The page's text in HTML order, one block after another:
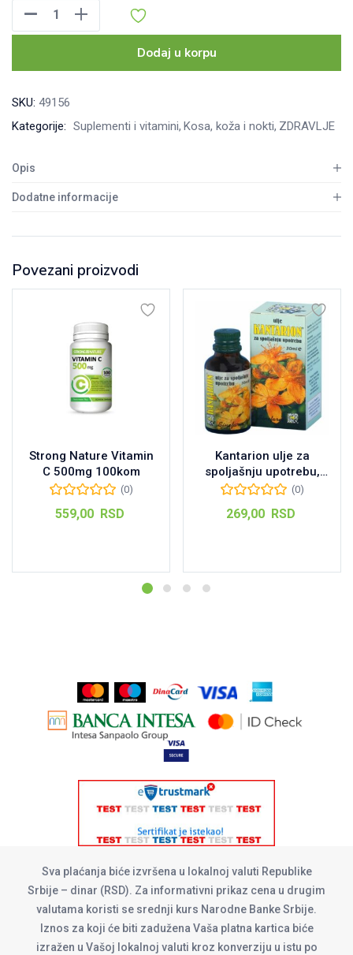
EnteroBiotik
Atopi
30kom
Dodaj u korpu
SKU: 49156
Kategorije: Suplementi i vitamini Kosa, koža i nokti ZDRAVLJE
Opis
Dodatne informacije
Povezani proizvodi
Strong Nature Vitamin
C 500mg 100kom
(0)
559,00 RSD
Kantarion ulje za
spoljašnju upotrebu,
30ml
(0)
269,00 RSD
Sva plaćanja biće izvršena u lokalnoj valuti Republike
Srbije – dinar (RSD). Za informativni prikaz cena u drugim
valutama koristi se srednji kurs Narodne Banke Srbije.
Iznos za koji će biti zadužena Vaša platna kartica biće
izražen u Vašoj lokalnoj valuti kroz konverziju u istu po